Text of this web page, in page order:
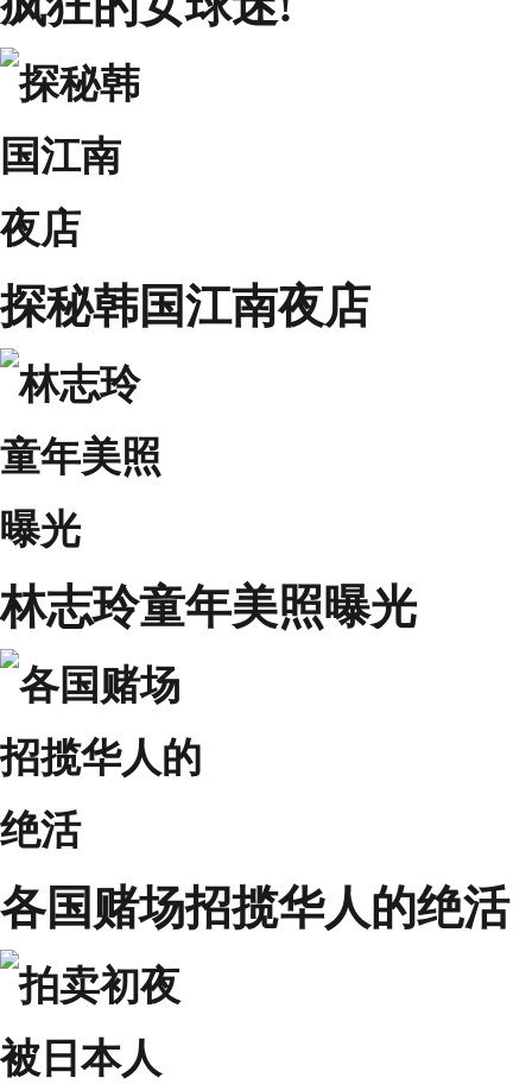
探秘韩国江南夜店
林志玲童年美照曝光
各国赌场招揽华人的绝活